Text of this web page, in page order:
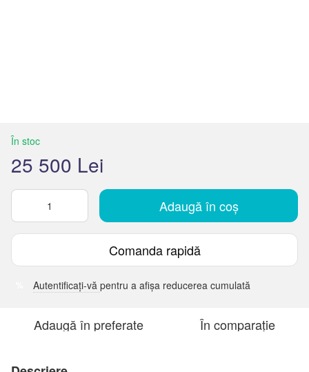
În stoc
25 500 Lei
Adaugă în coș
Comanda rapidă
Autentificați-vă pentru a afișa reducerea cumulată
Adaugă în preferate În comparație